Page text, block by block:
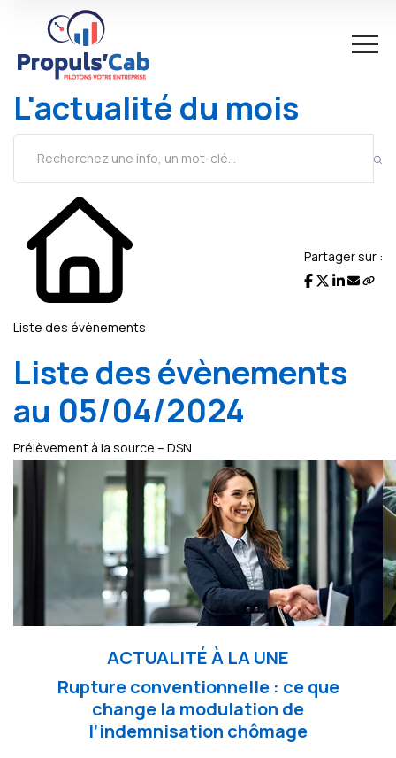
L'actualité du mois
Liste des évènements
Partager sur :
Liste des évènements
au 05/04/2024
Prélèvement à la source – DSN
ACTUALITÉ À LA UNE
Rupture conventionnelle : ce que
change la modulation de
l’indemnisation chômage